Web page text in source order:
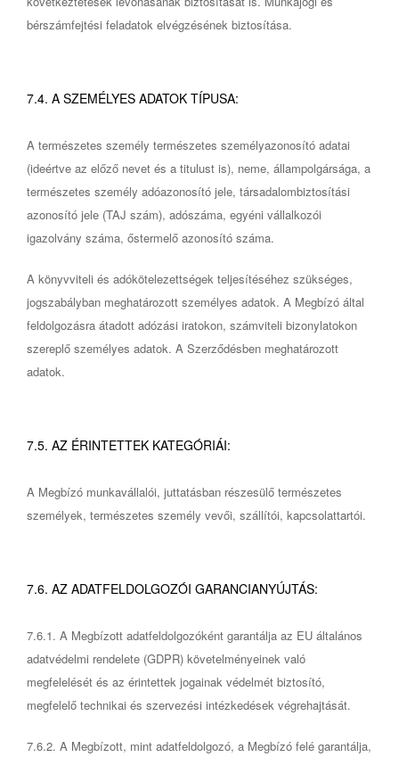
bérszámfejtési feladatok elvégzésének biztosítása.
7.4. A SZEMÉLYES ADATOK TÍPUSA:
A természetes személy természetes személyazonosító adatai
(ideértve az előző nevet és a titulust is), neme, állampolgársága, a
természetes személy adóazonosító jele, társadalombiztosítási
azonosító jele (TAJ szám), adószáma, egyéni vállalkozói
igazolvány száma, őstermelő azonosító száma.
A könyvviteli és adókötelezettségek teljesítéséhez szükséges,
jogszabályban meghatározott személyes adatok. A Megbízó által
feldolgozásra átadott adózási iratokon, számviteli bizonylatokon
szereplő személyes adatok. A Szerződésben meghatározott
adatok.
7.5. AZ ÉRINTETTEK KATEGÓRIÁI:
A Megbízó munkavállalói, juttatásban részesülő természetes
személyek, természetes személy vevői, szállítói, kapcsolattartói.
7.6. AZ ADATFELDOLGOZÓI GARANCIANYÚJTÁS:
7.6.1. A Megbízott adatfeldolgozóként garantálja az EU általános
adatvédelmi rendelete (GDPR) követelményeinek való
megfelelését és az érintettek jogainak védelmét biztosító,
megfelelő technikai és szervezési intézkedések végrehajtását.
7.6.2. A Megbízott, mint adatfeldolgozó, a Megbízó felé garantálja,